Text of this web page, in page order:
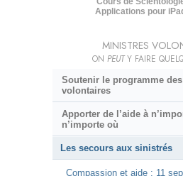
Applications pour
MINISTRES
ON PEUTY FAIRE
Soutenir le programme
volontaires
Apporter de l’aide à
n’importe où
Les secours aux sinistrés
Compassion et aide : 11